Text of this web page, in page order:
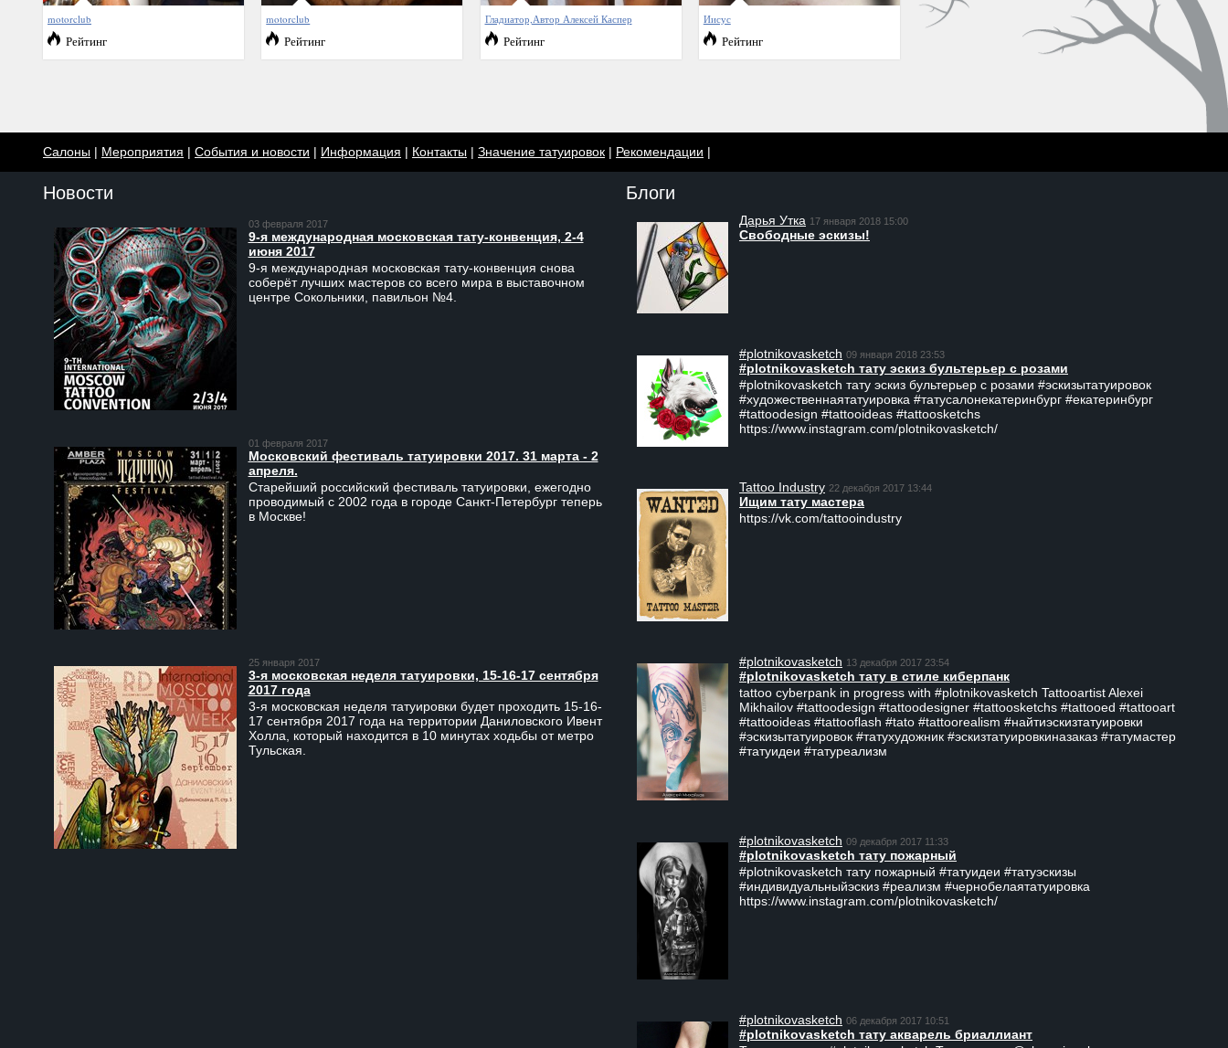
motorclub
Рейтинг
motorclub
Рейтинг
Гладиатор,Автор Алексей Каспер
Рейтинг
Иисус
Рейтинг
Салоны | Мероприятия | События и новости | Информация | Контакты | Значение татуировок | Рекомендации |
Новости
03 февраля 2017
9-я международная московская тату-конвенция, 2-4
июня 2017
9-я международная московская тату-конвенция снова
соберёт лучших мастеров со всего мира в выставочном
центре Сокольники, павильон №4.
01 февраля 2017
Московский фестиваль татуировки 2017. 31 марта - 2
апреля.
Старейший российский фестиваль татуировки, ежегодно
проводимый с 2002 года в городе Санкт-Петербург теперь
в Москве!
25 января 2017
3-я московская неделя татуировки, 15-16-17 сентября
2017 года
3-я московская неделя татуировки будет проходить 15-16-
17 сентября 2017 года на территории Даниловского Ивент
Холла, который находится в 10 минутах ходьбы от метро
Тульская.
Блоги
Дарья Утка 17 января 2018 15:00
Свободные эскизы!
#plotnikovasketch 09 января 2018 23:53
#plotnikovasketch тату эскиз бультерьер с розами
#plotnikovasketch тату эскиз бультерьер с розами #эскизытатуировок
#художественнаятатуировка #татусалонекатеринбург #екатеринбург
#tattoodesign #tattooideas #tattoosketchs
https://www.instagram.com/plotnikovasketch/
Tattoo Industry 22 декабря 2017 13:44
Ищим тату мастера
https://vk.com/tattooindustry
#plotnikovasketch 13 декабря 2017 23:54
#plotnikovasketch тату в стиле киберпанк
tattoo cyberpank in progress with #plotnikovasketch Tattooartist Alexei
Mikhailov #tattoodesign #tattoodesigner #tattoosketchs #tattooed #tattooart
#tattooideas #tattooflash #tato #tattoorealism #найтиэскизтатуировки
#эскизытатуировок #татухудожник #эскизтатуировкиназаказ #татумастер
#татуидеи #татуреализм
#plotnikovasketch 09 декабря 2017 11:33
#plotnikovasketch тату пожарный
#plotnikovasketch тату пожарный #татуидеи #татуэскизы
#индивидуальныйэскиз #реализм #чернобелаятатуировка
https://www.instagram.com/plotnikovasketch/
#plotnikovasketch 06 декабря 2017 10:51
#plotnikovasketch тату акварель бриаллиант